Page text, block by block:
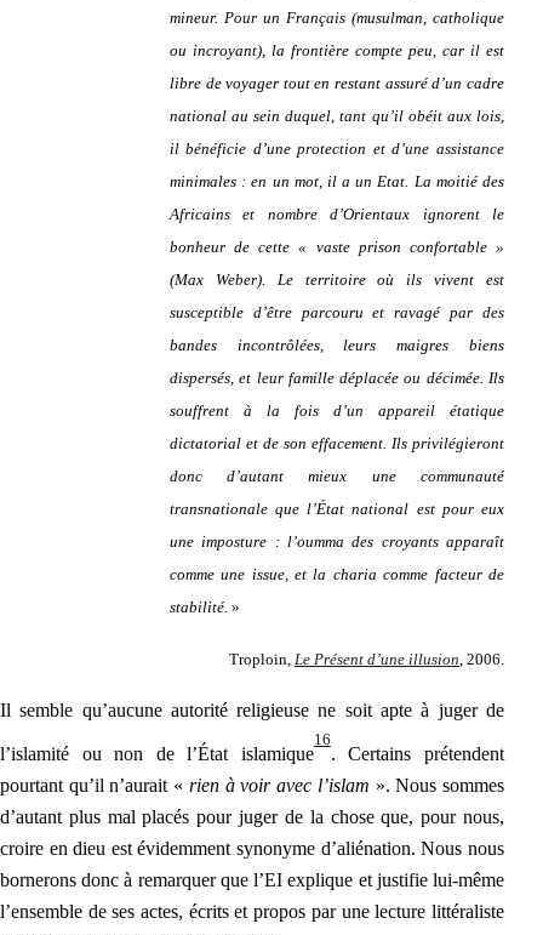
mineur. Pour un Français (musulman, catholique
ou incroyant), la frontière compte peu, car il est
libre de voyager tout en restant assuré d’un cadre
national au sein duquel, tant qu’il obéit aux lois,
il bénéficie d’une protection et d’une assistance
minimales : en un mot, il aun Etat . La moitié des
Africains et nombre d’Orientaux ignorent le
bonheur de cette « vaste prison confortable »
(Max Weber). Le territoire où ils vivent est
susceptible d’être parcouru et ravagé par des
bandes incontrôlées, leurs maigres biens
dispersés, et leur famille déplacée ou décimée. Ils
souffrent à la fois d’un appareil étatique
dictatorial et de son effacement. Ils privilégieront
donc d’autant mieux une communauté
transnationale que l’État national est pour eux
une imposture : l’oumma des croyants apparaît
comme une issue, et la charia comme facteur de
stabilité. »
Troploin, Le Présent d’une illusion , 2006.
Il semble qu’aucune autorité religieuse ne soit apte à juger de
l’islamité ou non de l’État islamique
16
. Certains prétendent
pourtant qu’il n’aurait « rien à voir avec l’islam ». Nous sommes
d’autant plus mal placés pour juger de la chose que, pour nous,
croire en dieu est évidemment synonyme d’aliénation. Nous nous
bornerons donc à remarquer que l’EI explique et justifie lui-même
l’ensemble de ses actes, écrits et propos par une lecture littéraliste